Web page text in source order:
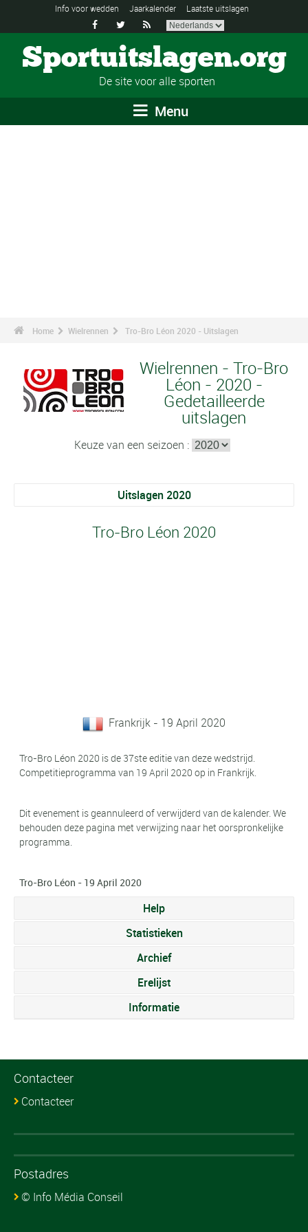
Info voor wedden Jaarkalender Laatste uitslagen
  
Sportuitslagen.org
De site voor alle sporten
Menu
Home Wielrennen Tro-Bro Léon 2020 - Uitslagen
Wielrennen - Tro-Bro
Léon - 2020 -
Gedetailleerde
uitslagen
Keuze van een seizoen :
Uitslagen 2020
Tro-Bro Léon 2020
Frankrijk - 19 April 2020
Tro-Bro Léon 2020 is de 37ste editie van deze wedstrijd.
Competitieprogramma van 19 April 2020 op in Frankrijk.
Dit evenement is geannuleerd of verwijderd van de kalender. We
behouden deze pagina met verwijzing naar het oorspronkelijke
programma.
Tro-Bro Léon - 19 April 2020
Help
Statistieken
Archief
Erelijst
Informatie
Contacteer
Contacteer
Postadres
© Info Média Conseil